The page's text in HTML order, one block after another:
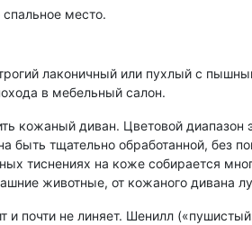
место.
лаконичный или пухлый с
в мебельный салон.
кожаный диван. Цветовой диапазон
быть тщательно обработанной, без
тиснениях на коже собирается
животные, от кожаного дивана
почти не линяет. Шенилл